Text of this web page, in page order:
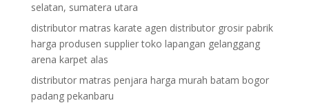
selatan, sumatera utara
distributor matras karate agen distributor grosir pabrik
harga produsen supplier toko lapangan gelanggang
arena karpet alas
distributor matras penjara harga murah batam bogor
padang pekanbaru